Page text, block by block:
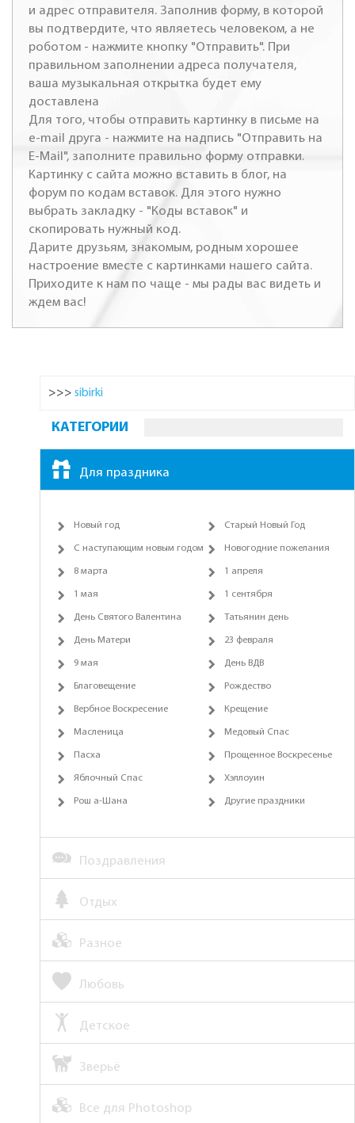
и адрес отправителя. Заполнив форму, в которой
вы подтвердите, что являетесь человеком, а не
роботом - нажмите кнопку "Отправить". При
правильном заполнении адреса получателя,
ваша музыкальная открытка будет ему
доставлена
Для того, чтобы отправить картинку в письме на
e-mail друга - нажмите на надпись "Отправить на
E-Mail", заполните правильно форму отправки.
Картинку с сайта можно вставить в блог, на
форум по кодам вставок. Для этого нужно
выбрать закладку - "Коды вставок" и
скопировать нужный код.
Дарите друзьям, знакомым, родным хорошее
настроение вместе с картинками нашего сайта.
Приходите к нам по чаще - мы рады вас видеть и
ждем вас!
>>> sibirki
КАТЕГОРИИ
Для праздника
Новый год Старый Новый Год
С наступающим новым годом Новогодние пожелания
8 марта 1 апреля
1 мая 1 сентября
День Святого Валентина Татьянин день
День Матери 23 февраля
9 мая День ВДВ
Благовещение Рождество
Вербное Воскресение Крещение
Масленица Медовый Спас
Пасха Прощенное Воскресенье
Яблочный Спас Хэллоуин
Рош а-Шана Другие праздники
Поздравления
Отдых
Разное
Любовь
Детское
Зверьё
Все для Photoshop